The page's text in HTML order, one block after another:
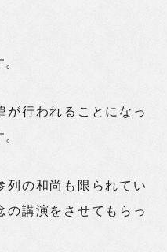
が行われることになっ
列の和尚も限られてい
の講演をさせてもらっ